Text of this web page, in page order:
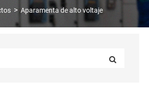
Aparamenta de alto voltaje